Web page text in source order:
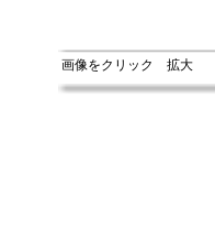
画像をクリック 拡大